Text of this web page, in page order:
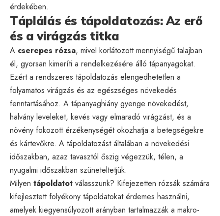
érdekében.
Táplálás és tápoldatozás: Az erő
és a virágzás titka
A cserepes rózsa, mivel korlátozott mennyiségű talajban
él, gyorsan kimeríti a rendelkezésére álló tápanyagokat.
Ezért a rendszeres tápoldatozás elengedhetetlen a
folyamatos virágzás és az egészséges növekedés
fenntartásához. A tápanyaghiány gyenge növekedést,
halvány leveleket, kevés vagy elmaradó virágzást, és a
növény fokozott érzékenységét okozhatja a betegségekre
és kártevőkre. A tápoldatozást általában a növekedési
időszakban, azaz tavasztól őszig végezzük, télen, a
nyugalmi időszakban szüneteltetjük.
Milyen tápoldatot válasszunk? Kifejezetten rózsák számára
kifejlesztett folyékony tápoldatokat érdemes használni,
amelyek kiegyensúlyozott arányban tartalmazzák a makro-